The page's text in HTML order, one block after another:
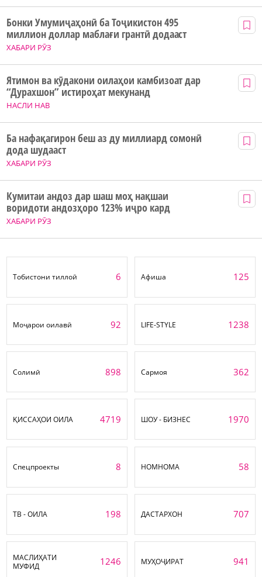
ХАБАРИ РӮЗ
Бонки Умумиҷаҳонӣ ба Тоҷикистон 495
миллион доллар маблағи грантӣ додааст
НАСЛИ НАВ
Ятимон ва кӯдакони оилаҳои камбизоат дар
“Дурахшон” истироҳат мекунанд
ХАБАРИ РӮЗ
Ба нафақагирон беш аз ду миллиард сомонӣ
дода шудааст
ХАБАРИ РӮЗ
Кумитаи андоз дар шаш моҳ нақшаи
воридоти андозҳоро 123% иҷро кард
Тобистони тиллоӣ 6 Афиша 125
Моҷарои оилавӣ 92 LIFE-STYLE 1238
Солимӣ 898 Сармоя 362
ҚИССАҲОИ ОИЛА 4719 ШОУ - БИЗНЕС 1970
Спецпроекты 8 НОМНОМА 58
ТВ - ОИЛА 198 ДАСТАРХОН 707
МАСЛИҲАТИ
МУФИД
1246 МУҲОҶИРАТ 941